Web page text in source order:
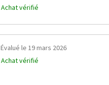
Achat vérifié
Évalué le 19 mars 2026
Achat vérifié